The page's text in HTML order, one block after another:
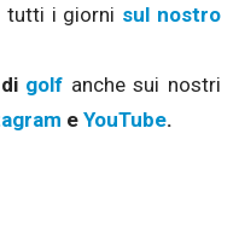
tutti i giorni sul nostro
golf anche sui nostri
e YouTube.